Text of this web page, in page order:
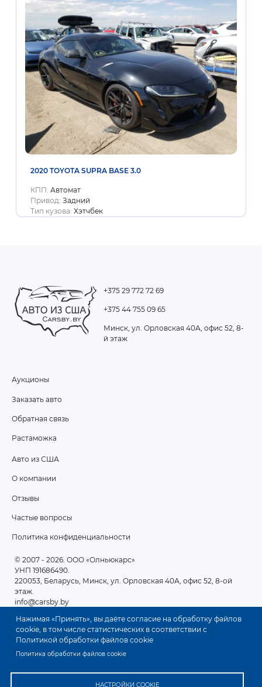
2020 TOYOTA SUPRA BASE 3.0
КПП: Автомат
Привод: Задний
Тип кузова: Хэтчбек
Нажимая «Принять», вы даёте согласие на обработку файлов
cookie, в том числе статистических в соответствии с
Политикой обработки файлов cookie
Политика обработки файлов cookie
НАСТРОЙКИ COOKIE
+375 29 772 72 69
+375 44 755 09 65
Минск, ул. Орловская 40А, офис 52, 8-
й этаж
MENU
Аукционы
Заказать авто
Обратная связь
Растаможка
Авто из США
О компании
Отзывы
Частые вопросы
Политика конфиденциальности
© 2007 - 2026 . ООО «Олньюкарс»
УНП 191686490.
220053, Беларусь, Минск, ул. Орловская 40А, офис 52, 8-ой
этаж.
info@carsby.by